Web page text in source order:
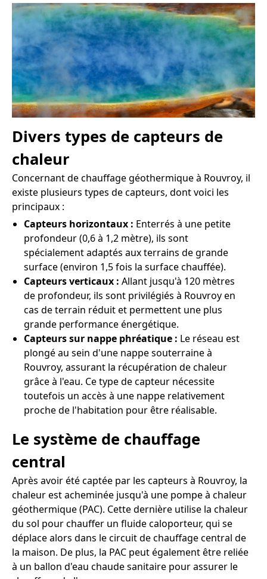
Divers types de capteurs de
chaleur
Concernant de chauffage géothermique à Rouvroy, il
existe plusieurs types de capteurs, dont voici les
principaux :
Capteurs horizontaux : Enterrés à une petite
profondeur (0,6 à 1,2 mètre), ils sont
spécialement adaptés aux terrains de grande
surface (environ 1,5 fois la surface chauffée).
Capteurs verticaux : Allant jusqu'à 120 mètres
de profondeur, ils sont privilégiés à Rouvroy en
cas de terrain réduit et permettent une plus
grande performance énergétique.
Capteurs sur nappe phréatique : Le réseau est
plongé au sein d'une nappe souterraine à
Rouvroy, assurant la récupération de chaleur
grâce à l'eau. Ce type de capteur nécessite
toutefois un accès à une nappe relativement
proche de l'habitation pour être réalisable.
Le système de chauffage
central
Après avoir été captée par les capteurs à Rouvroy, la
chaleur est acheminée jusqu'à une pompe à chaleur
géothermique (PAC). Cette dernière utilise la chaleur
du sol pour chauffer un fluide caloporteur, qui se
déplace alors dans le circuit de chauffage central de
la maison. De plus, la PAC peut également être reliée
à un ballon d'eau chaude sanitaire pour assurer le